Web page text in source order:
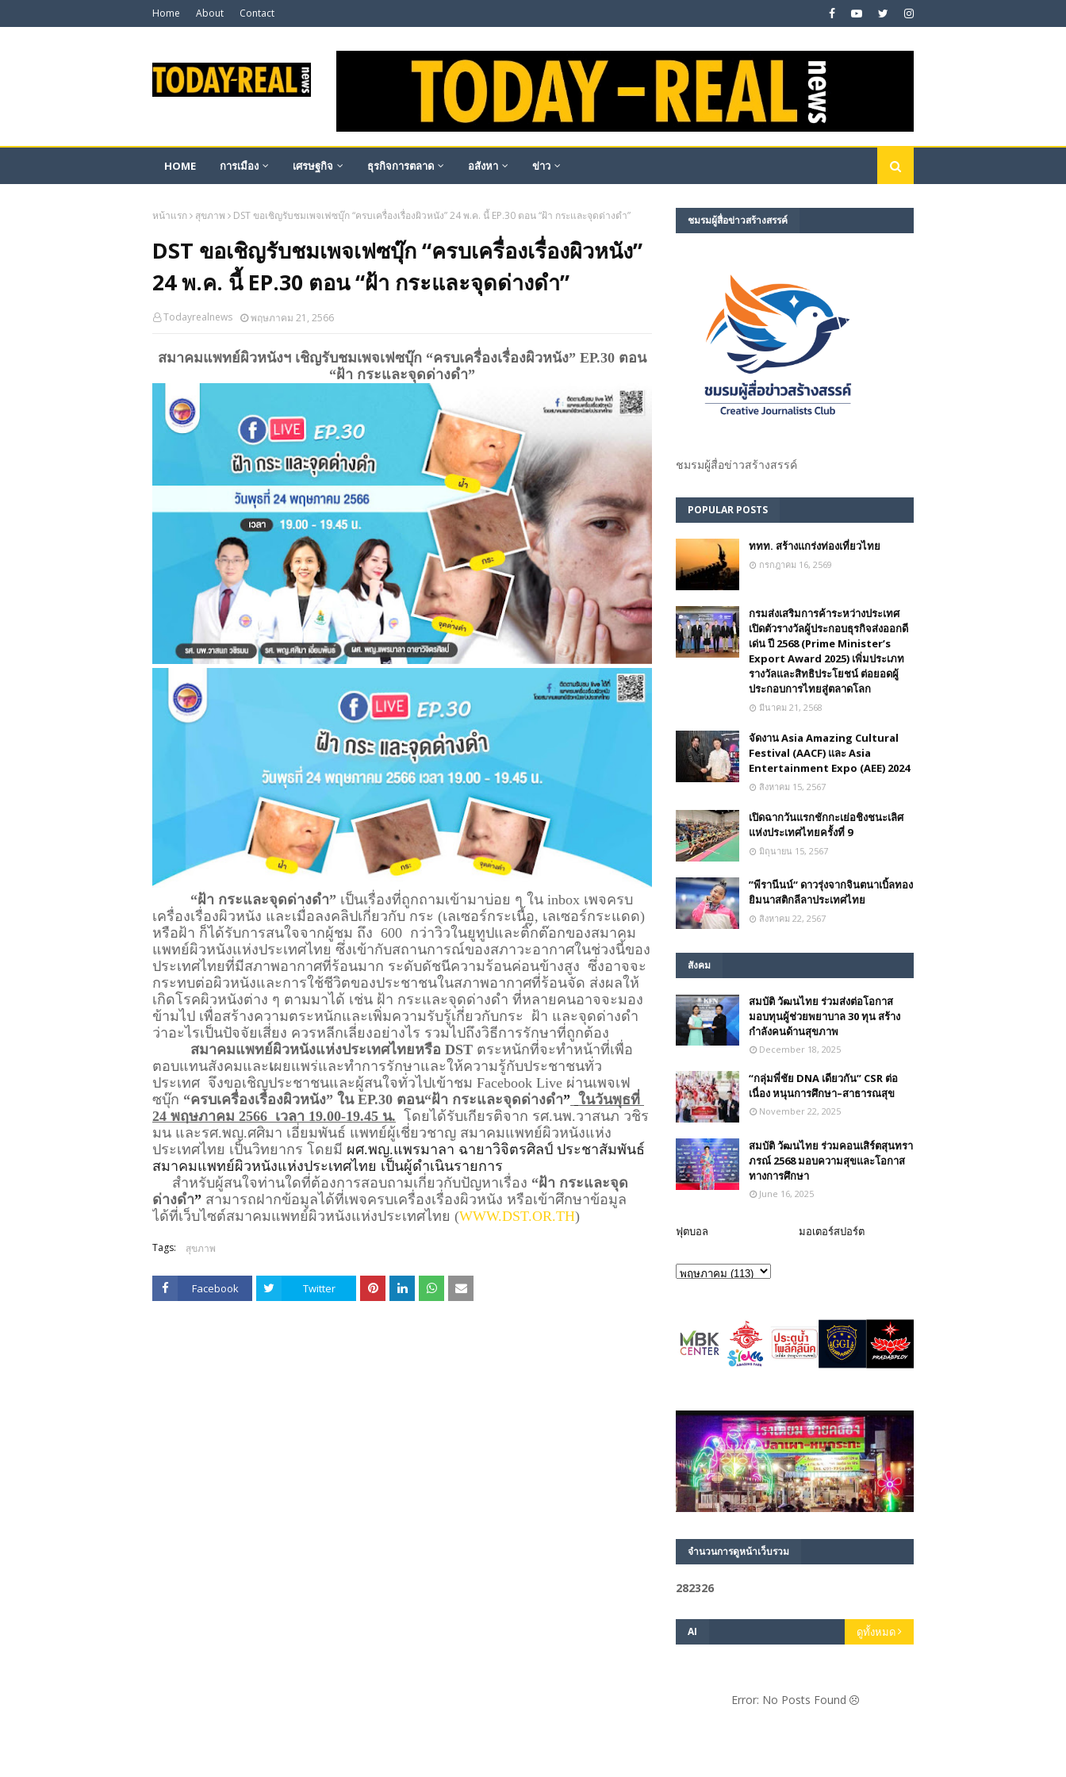
Home About Contact
HOME การเมือง เศรษฐกิจ ธุรกิจการตลาด อสังหา ข่าว
หน้าแรก สุขภาพ DST ขอเชิญรับชมเพจเฟซบุ๊ก “ครบเครื่องเรื่องผิวหนัง” 24 พ.ค. นี้ EP.30 ตอน “ฝ้า กระและจุดด่างดำ”
DST ขอเชิญรับชมเพจเฟซบุ๊ก “ครบเครื่องเรื่องผิวหนัง”
24 พ.ค. นี้ EP.30 ตอน “ฝ้า กระและจุดด่างดำ”
Todayrealnews พฤษภาคม 21, 2566
สมาคมแพทย์ผิวหนังฯ เชิญรับชมเพจเฟซบุ๊ก “ครบเครื่องเรื่องผิวหนัง” EP.30 ตอน
“ฝ้า กระและจุดด่างดำ”
“ฝ้า กระและจุดด่างดำ” เป็นเรื่องที่ถูกถามเข้ามาบ่อย ๆ ใน inbox เพจครบ
เครื่องเรื่องผิวหนัง และเมื่อลงคลิปเกี่ยวกับ กระ (เลเซอร์กระเนื้อ, เลเซอร์กระแดด)
หรือฝ้า ก็ได้รับการสนใจจากผู้ชม ถึง  600  กว่าวิวในยูทูปและติ๊กต๊อกของสมาคม
แพทย์ผิวหนังแห่งประเทศไทย ซึ่งเข้ากับสถานการณ์ของสภาวะอากาศในช่วงนี้ของ
ประเทศไทยที่มีสภาพอากาศที่ร้อนมาก ระดับดัชนีความร้อนค่อนข้างสูง  ซึ่งอาจจะ
กระทบต่อผิวหนังและการใช้ชีวิตของประชาชนในสภาพอากาศที่ร้อนจัด ส่งผลให้
เกิดโรคผิวหนังต่าง ๆ ตามมาได้ เช่น ฝ้า กระและจุดด่างดำ ที่หลายคนอาจจะมอง
ข้ามไป เพื่อสร้างความตระหนักและเพิ่มความรับรู้เกี่ยวกับกระ  ฝ้า และจุดด่างดำ
ว่าอะไรเป็นปัจจัยเสี่ยง ควรหลีกเลี่ยงอย่างไร รวมไปถึงวิธีการรักษาที่ถูกต้อง
สมาคมแพทย์ผิวหนังแห่งประเทศไทยหรือ DST ตระหนักที่จะทำหน้าที่เพื่อ
ตอบแทนสังคมและเผยแพร่และทำการรักษาและให้ความรู้กับประชาชนทั่ว
ประเทศ  จึงขอเชิญประชาชนและผู้สนใจทั่วไปเข้าชม Facebook Live ผ่านเพจเฟ
ซบุ๊ก “ครบเครื่องเรื่องผิวหนัง” ใน EP.30 ตอน“ฝ้า กระและจุดด่างดำ” ในวันพุธที่
24 พฤษภาคม 2566  เวลา 19.00-19.45 น. โดยได้รับเกียรติจาก รศ.นพ.วาสนภ วชิร
มน และรศ.พญ.ศศิมา เอี่ยมพันธ์ แพทย์ผู้เชี่ยวชาญ สมาคมแพทย์ผิวหนังแห่ง
ประเทศไทย เป็นวิทยากร โดยมี ผศ.พญ.แพรมาลา ฉายาวิจิตรศิลป์ ประชาสัมพันธ์
สมาคมแพทย์ผิวหนังแห่งประเทศไทย เป็นผู้ดำเนินรายการ
     สำหรับผู้สนใจท่านใดที่ต้องการสอบถามเกี่ยวกับปัญหาเรื่อง
“ฝ้า กระและจุด
ด่างดำ” สามารถฝากข้อมูลได้ที่เพจครบเครื่องเรื่องผิวหนัง หรือเข้าศึกษาข้อมูล
ได้ที่เว็บไซต์สมาคมแพทย์ผิวหนังแห่งประเทศไทย (WWW.DST.OR.TH)
Tags: สุขภาพ
Facebook Twitter
ชมรม​ผู้สื่อข่าวสร้างสรรค์​
ชมรม​ผู้สื่อข่าวสร้างสรรค์​
POPULAR POSTS
ททท. สร้างแกร่งท่องเที่ยวไทย
กรกฎาคม 16, 2569
กรมส่งเสริมการค้าระหว่างประเทศ
เปิดตัวรางวัลผู้ประกอบธุรกิจส่งออกดี
เด่น ปี 2568 (Prime Minister’s
Export Award 2025) เพิ่มประเภท
รางวัลและสิทธิประโยชน์ ต่อยอดผู้
ประกอบการไทยสู่ตลาดโลก
มีนาคม 21, 2568
จัดงาน Asia Amazing Cultural
Festival (AACF) และ Asia
Entertainment Expo (AEE) 2024
สิงหาคม 15, 2567
เปิดฉากวันแรกชักกะเย่อชิงชนะเลิศ
แห่งประเทศไทยครั้งที่ 9
มิถุนายน 15, 2567
”พีรานีนน์“​ ดาวรุ่งจากจินตนาเบิ้ลทอง
ยิมนาสติกลีลาประเทศไทย
สิงหาคม 22, 2567
สังคม
สมบัติ วัฒนไทย ร่วมส่งต่อโอกาส
มอบทุนผู้ช่วยพยาบาล 30 ทุน สร้าง
กำลังคนด้านสุขภาพ
December 18, 2025
“กลุ่มพี่ชัย DNA เดียวกัน” CSR ต่อ
เนื่อง หนุนการศึกษา–สาธารณสุข
November 22, 2025
สมบัติ วัฒนไทย ร่วมคอนเสิร์ตสุนทรา
ภรณ์ 2568 มอบความสุขและโอกาส
ทางการศึกษา
June 16, 2025
ฟุตบอล มอเตอร์สปอร์ต
จำนวนการดูหน้าเว็บรวม
282326
AI ดูทั้งหมด
Error: No Posts Found